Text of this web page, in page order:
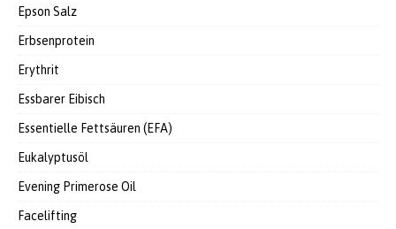
Epson Salz
Erbsenprotein
Erythrit
Essbarer Eibisch
Essentielle Fettsäuren (EFA)
Eukalyptusöl
Evening Primerose Oil
Facelifting